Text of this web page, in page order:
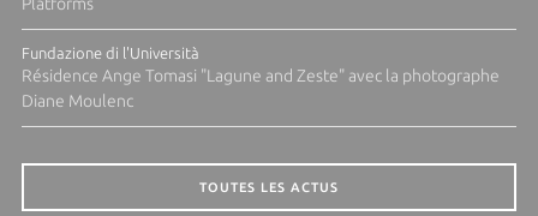
Fundazione di l'Università
Résidence Ange Tomasi "Lagune and Zeste" avec la photographe
Diane Moulenc
TOUTES LES ACTUS